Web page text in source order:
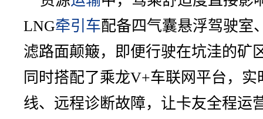
LNG牵引车配备四气囊悬浮驾驶室
滤路面颠簸，即便行驶在坑洼的矿
同时搭配了乘龙V+车联网平台，
线、远程诊断故障，让卡友全程运